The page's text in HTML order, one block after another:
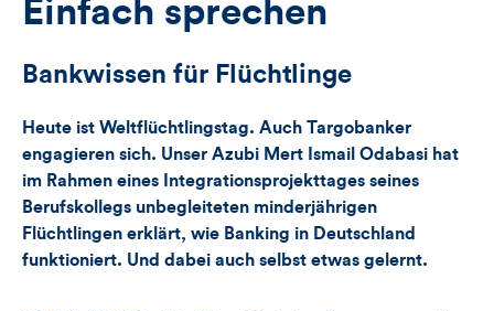
Views,
und
Kommentare
dieses
Einfach sprechen
Bankwissen für Flüchtlinge
Heute ist Weltflüchtlingstag. Auch Targobanker
engagieren sich. Unser Azubi Mert Ismail Odabasi hat
im Rahmen eines Integrationsprojekttages seines
Berufskollegs unbegleiteten minderjährigen
Flüchtlingen erklärt, wie Banking in Deutschland
funktioniert. Und dabei auch selbst etwas gelernt.